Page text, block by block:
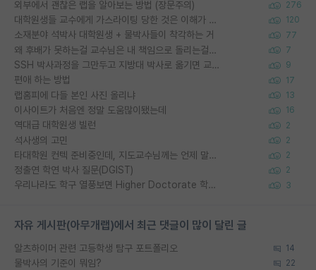
외부에서 괜찮은 랩을 알아보는 방법 (장문주의) 276
대학원생들 교수에게 가스라이팅 당한 것은 이해가 갑니다. 안타깝네요. 120
소재분야 석박사 대학원생 + 물박사들이 착각하는 거 77
왜 후배가 못하는걸 교수님은 내 책임으로 돌리는걸까요? 7
SSH 박사과정을 그만두고 지방대 박사로 옮기면 교수의 꿈은 끝일까요? 9
편애 하는 방법 17
랩홈피에 다들 본인 사진 올리냐 13
이사이트가 처음엔 정말 도움많이됐는데 16
역대급 대학원생 빌런 2
석사생의 고민 2
타대학원 컨텍 준비중인데, 지도교수님께는 언제 말씀드려야 할까요? 2
정출연 학연 박사 질문(DGIST) 2
우리나라도 학구 열풍보면 Higher Doctorate 학위가 필요하다고 봅니다. 3
자유 게시판(아무개랩)에서 최근 댓글이 많이 달린 글
알츠하이머 관련 고등학생 탐구 포트폴리오 14
물박사의 기준이 뭐임? 22